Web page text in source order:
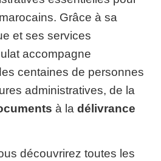
Grâce à sa
et ses services
accompagne
centaines de personnes
administratives, de la
à la délivrance
découvrirez toutes les